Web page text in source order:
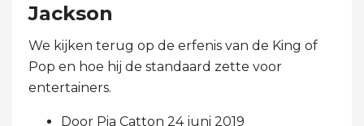
Jackson
We kijken terug op de erfenis van de King of
Pop en hoe hij de standaard zette voor
entertainers.
Door Pia Catton 24 juni 2019